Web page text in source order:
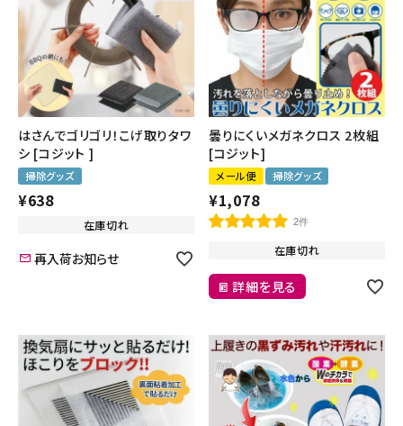
はさんでゴリゴリ！こげ取りタワ
シ [コジット ]
掃除グッズ
¥638
在庫切れ
再入荷お知らせ
曇りにくいメガネクロス 2枚組
[コジット]
メール便 掃除グッズ
¥1,078
2件
在庫切れ
詳細を見る